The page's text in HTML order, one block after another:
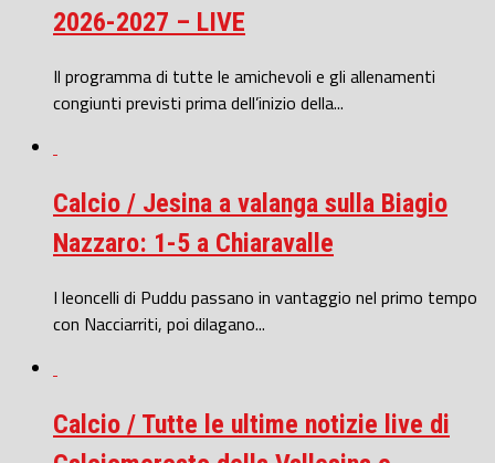
2026-2027 – LIVE
Il programma di tutte le amichevoli e gli allenamenti
congiunti previsti prima dell’inizio della...
Calcio / Jesina a valanga sulla Biagio
Nazzaro: 1-5 a Chiaravalle
I leoncelli di Puddu passano in vantaggio nel primo tempo
con Nacciarriti, poi dilagano...
Calcio / Tutte le ultime notizie live di